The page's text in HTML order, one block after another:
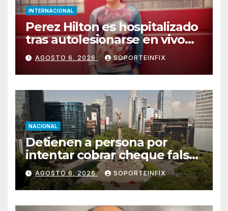
INTERNACIONAL
Perez Hilton es hospitalizado
tras autolesionarse en vivo
por TikTok en Miami
AGOSTO 6, 2026 SOPORTEINFIX
NACIONAL
Detienen a persona por
intentar cobrar cheque falso
de 420,000 pesos en CDMX
AGOSTO 6, 2026 SOPORTEINFIX